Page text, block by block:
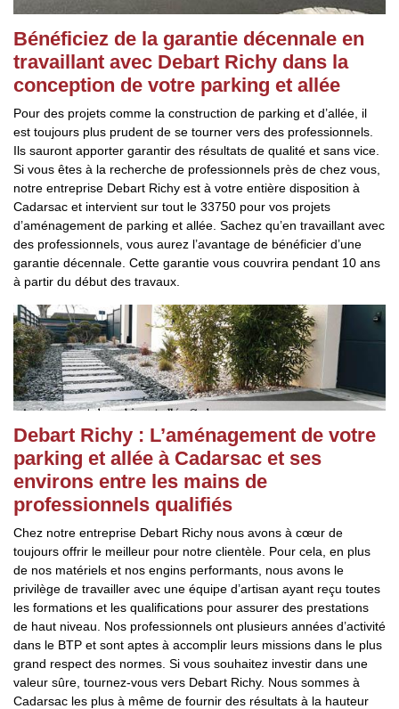
Bénéficiez de la garantie décennale en
travaillant avec Debart Richy dans la
conception de votre parking et allée
Pour des projets comme la construction de parking et d’allée, il
est toujours plus prudent de se tourner vers des professionnels.
Ils sauront apporter garantir des résultats de qualité et sans vice.
Si vous êtes à la recherche de professionnels près de chez vous,
notre entreprise Debart Richy est à votre entière disposition à
Cadarsac et intervient sur tout le 33750 pour vos projets
d’aménagement de parking et allée. Sachez qu’en travaillant avec
des professionnels, vous aurez l’avantage de bénéficier d’une
garantie décennale. Cette garantie vous couvrira pendant 10 ans
à partir du début des travaux.
Debart Richy : L’aménagement de votre
parking et allée à Cadarsac et ses
environs entre les mains de
professionnels qualifiés
Chez notre entreprise Debart Richy nous avons à cœur de
toujours offrir le meilleur pour notre clientèle. Pour cela, en plus
de nos matériels et nos engins performants, nous avons le
privilège de travailler avec une équipe d’artisan ayant reçu toutes
les formations et les qualifications pour assurer des prestations
de haut niveau. Nos professionnels ont plusieurs années d’activité
dans le BTP et sont aptes à accomplir leurs missions dans le plus
grand respect des normes. Si vous souhaitez investir dans une
valeur sûre, tournez-vous vers Debart Richy. Nous sommes à
Cadarsac les plus à même de fournir des résultats à la hauteur